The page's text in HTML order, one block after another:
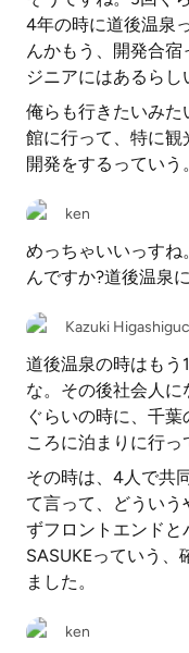
4年の時に道後温泉
んかもう、開発合
ジニアにはあるらし
俺らも行きたいみ
館に行って、特に
開発をするっていう。
ken
めっちゃいいっすね
んですか?道後温泉
Kazuki
道後温泉の時はも
な。その後社会人
ぐらいの時に、千
ころに泊まりに行っ
その時は、4人で共
て言って、どういう
ずフロントエンドと
SASUKEっていう、
ました。
ken